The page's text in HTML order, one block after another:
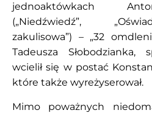
jednoaktówkach
(„Niedźwiedź”,
zakulisowa”) – „32
Tadeusza
wcielił się w postać
które także wyreżyserował.
Mimo poważnych